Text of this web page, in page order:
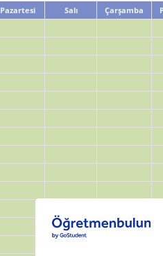
Pazartesi Salı Çarşamba